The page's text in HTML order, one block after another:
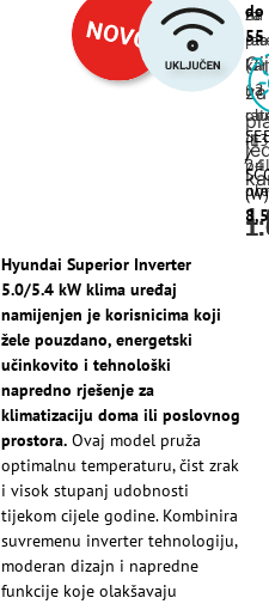
za
na
(2-
12
ili
za
na
24
do
55
/
(W)
Hyundai Superior Inverter
5.0/5.4 kW klima uređaj
namijenjen je korisnicima koji
žele pouzdano, energetski
učinkovito i tehnološki
napredno rješenje za
klimatizaciju doma ili poslovnog
prostora. Ovaj model pruža
optimalnu temperaturu, čist zrak
i visok stupanj udobnosti
tijekom cijele godine. Kombinira
suvremenu inverter tehnologiju,
moderan dizajn i napredne
funkcije koje olakšavaju